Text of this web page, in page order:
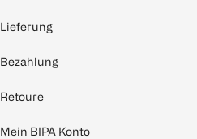
Lieferung
Bezahlung
Retoure
Mein BIPA Konto